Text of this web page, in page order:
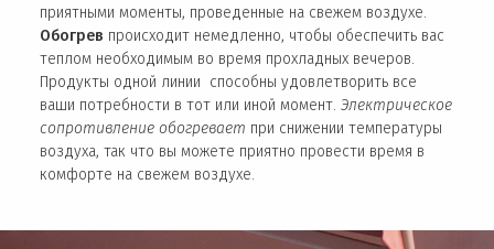
приятными моменты, проведенные на свежем воздухе.
Обогрев происходит немедленно, чтобы обеспечить вас
теплом необходимым во время прохладных вечеров.
Продукты одной линии способны удовлетворить все
ваши потребности в тот или иной момент. Электрическое
сопротивление обогревает при снижении температуры
воздуха, так что вы можете приятно провести время в
комфорте на свежем воздухе.